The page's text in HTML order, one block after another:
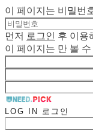
이 페이지는 비밀번
먼저 로그인
후 이용
이 페이지는 만 볼
LOG IN 로그인